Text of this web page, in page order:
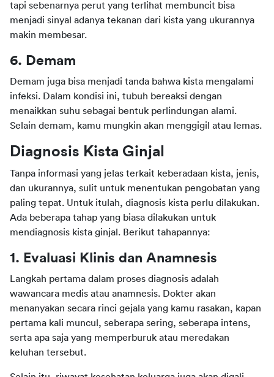
tapi sebenarnya perut yang terlihat membuncit bisa
menjadi sinyal adanya tekanan dari kista yang ukurannya
makin membesar.
6. Demam
Demam juga bisa menjadi tanda bahwa kista mengalami
infeksi. Dalam kondisi ini, tubuh bereaksi dengan
menaikkan suhu sebagai bentuk perlindungan alami.
Selain demam, kamu mungkin akan menggigil atau lemas.
Diagnosis Kista Ginjal
Tanpa informasi yang jelas terkait keberadaan kista, jenis,
dan ukurannya, sulit untuk menentukan pengobatan yang
paling tepat. Untuk itulah, diagnosis kista perlu dilakukan.
Ada beberapa tahap yang biasa dilakukan untuk
mendiagnosis kista ginjal. Berikut tahapannya:
1. Evaluasi Klinis dan Anamnesis
Langkah pertama dalam proses diagnosis adalah
wawancara medis atau anamnesis. Dokter akan
menanyakan secara rinci gejala yang kamu rasakan, kapan
pertama kali muncul, seberapa sering, seberapa intens,
serta apa saja yang memperburuk atau meredakan
keluhan tersebut.